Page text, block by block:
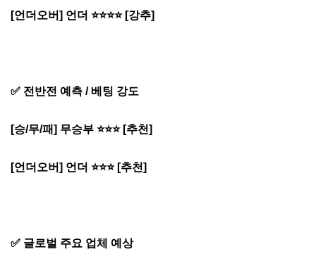
[언더오버] 언더 ⭐⭐⭐⭐ [강추]
✅ 전반전 예측 / 베팅 강도
[승/무/패] 무승부 ⭐⭐⭐ [추천]
[언더오버] 언더 ⭐⭐⭐ [추천]
✅ 글로벌 주요 업체 예상